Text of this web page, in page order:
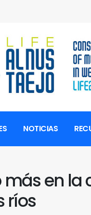
NOTICIAS
más en
ríos